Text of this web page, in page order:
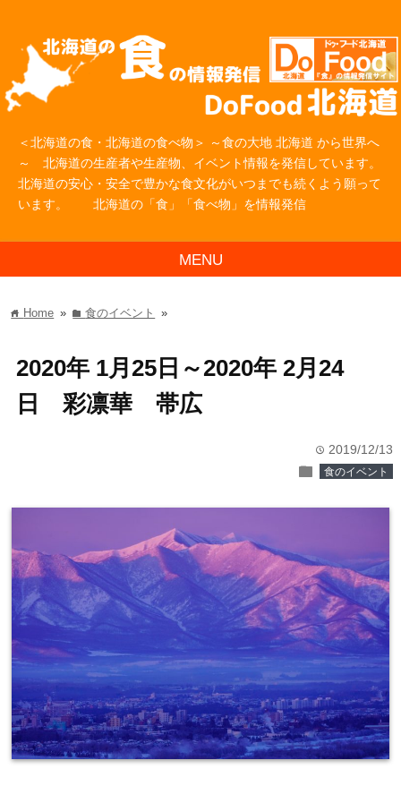
＜北海道の食・北海道の食べ物＞ ～食の大地 北海道 から世界へ
～ 北海道の生産者や生産物、イベント情報を発信しています。
北海道の安心・安全で豊かな食文化がいつまでも続くよう願って
います。 北海道の「食」「食べ物」を情報発信
MENU
home Home » folder食のイベント »
2020年 1月25日～2020年 2月24
日 彩凛華 帯広
time 2019/12/13
folder 食のイベント